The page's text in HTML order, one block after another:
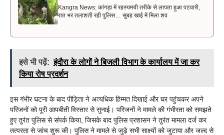
Kangra News: कांगड़ा में रहस्यमयी तरीके से लापता हुआ पटवारी,
रात भर तलाशती रही पुलिस… सुबह खाई में मिला शव
इसे भी पढ़ें: इंदौरा के लोगों ने बिजली विभाग के कार्यालय में जा कर
किया रोष प्रदर्शन
इस गंभीर घटना के बाद पीड़िता ने अत्यधिक हिम्मत दिखाई और घर पहुंचकर अपने
परिजनों को पूरी आपबीती विस्तार से सुनाई। परिजनों ने मामले की गंभीरता को समझते
हुए तुरंत पुलिस से संपर्क किया, जिसके बाद पुलिस प्रशासन ने तुरंत मामला दर्ज कर
तत्परता से जांच शुरू की। पुलिस ने मामले से जुड़े सभी साक्ष्यों को जुटाया और जल्द से